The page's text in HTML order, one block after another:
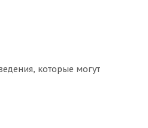
которые могут